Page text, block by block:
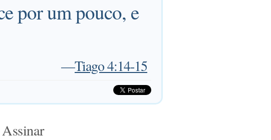
por um pouco, e
—Tiago 4:14-15
Assinar